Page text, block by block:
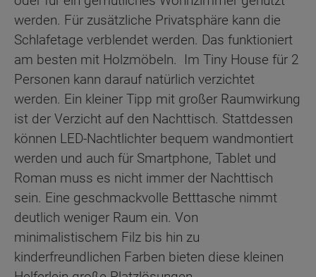
werden. Für zusätzliche Privatsphäre kann die
Schlafetage verblendet werden. Das funktioniert
am besten mit Holzmöbeln. Im Tiny House für 2
Personen kann darauf natürlich verzichtet
werden. Ein kleiner Tipp mit großer Raumwirkung
ist der Verzicht auf den Nachttisch. Stattdessen
können LED-Nachtlichter bequem wandmontiert
werden und auch für Smartphone, Tablet und
Roman muss es nicht immer der Nachttisch
sein. Eine geschmackvolle Betttasche nimmt
deutlich weniger Raum ein. Von
minimalistischem Filz bis hin zu
kinderfreundlichen Farben bieten diese kleinen